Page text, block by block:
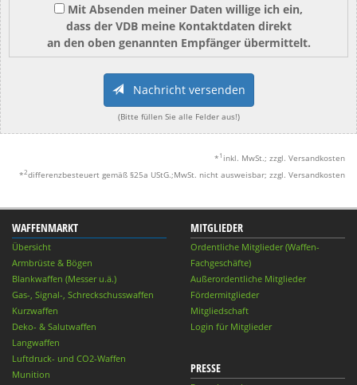
Mit Absenden meiner Daten willige ich ein,
dass der VDB meine Kontaktdaten direkt
an den oben genannten Empfänger übermittelt.
Nachricht versenden
(Bitte füllen Sie alle Felder aus!)
* 1 inkl. MwSt.; zzgl. Versandkosten
*2differenzbesteuert gemäß §25a UStG.;MwSt. nicht ausweisbar; zzgl. Versandkosten
WAFFENMARKT
Übersicht
Armbrüste & Bögen
Blankwaffen (Messer u.ä.)
Gas-, Signal-, Schreckschusswaffen
Kurzwaffen
Deko- & Salutwaffen
Langwaffen
Luftdruck- und CO2-Waffen
Munition
MITGLIEDER
Ordentliche Mitglieder (Waffen-
Fachgeschäfte)
Außerordentliche Mitglieder
Fördermitglieder
Mitgliedschaft
Login für Mitglieder
PRESSE